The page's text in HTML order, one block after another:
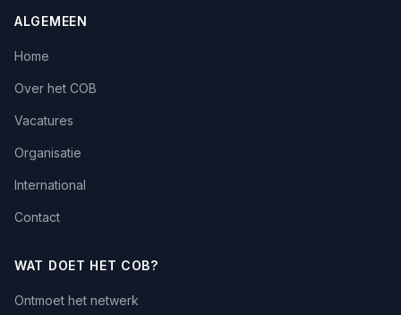
ALGEMEEN
Home
Over het COB
Vacatures
Organisatie
International
Contact
WAT DOET HET COB?
Ontmoet het netwerk